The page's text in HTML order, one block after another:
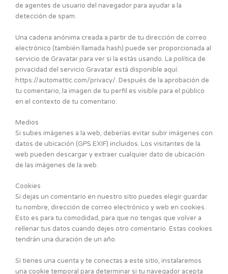
de agentes de usuario del navegador para ayudar a la
detección de spam.
Una cadena anónima creada a partir de tu dirección de correo
electrónico (también llamada hash) puede ser proporcionada al
servicio de Gravatar para ver si la estás usando. La política de
privacidad del servicio Gravatar está disponible aquí:
https://automattic.com/privacy/. Después de la aprobación de
tu comentario, la imagen de tu perfil es visible para el público
en el contexto de tu comentario.
Medios
Si subes imágenes a la web, deberías evitar subir imágenes con
datos de ubicación (GPS EXIF) incluidos. Los visitantes de la
web pueden descargar y extraer cualquier dato de ubicación
de las imágenes de la web.
Cookies
Si dejas un comentario en nuestro sitio puedes elegir guardar
tu nombre, dirección de correo electrónico y web en cookies.
Esto es para tu comodidad, para que no tengas que volver a
rellenar tus datos cuando dejes otro comentario. Estas cookies
tendrán una duración de un año.
Si tienes una cuenta y te conectas a este sitio, instalaremos
una cookie temporal para determinar si tu navegador acepta